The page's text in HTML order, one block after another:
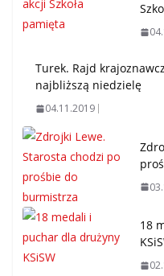
Turek. Rajd
najbliższą niedzielę
04.11.2019
18